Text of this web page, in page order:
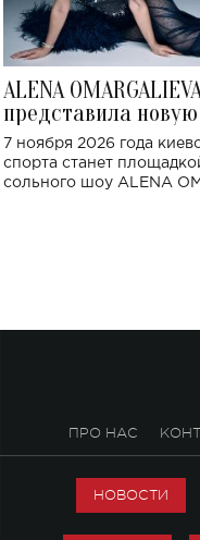
ALENA
представила
большого концерта
спорта
7 ноября 2026 года
спорта станет
сольного шоу ALENA
ПРО НАС
НОВОСТИ